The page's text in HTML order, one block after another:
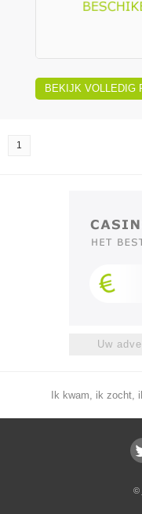
BEKIJK VOLLEDIG
1
Uw
Ik kwam, ik zocht,
©